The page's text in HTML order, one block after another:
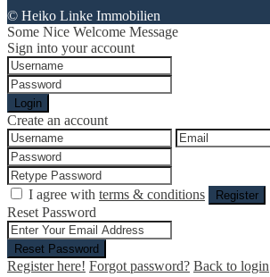
© Heiko Linke Immobilien
Some Nice Welcome Message
Sign into your account
Login
Create an account
I agree with terms & conditions Register
Reset Password
Reset Password
Register here! Forgot password? Back to login